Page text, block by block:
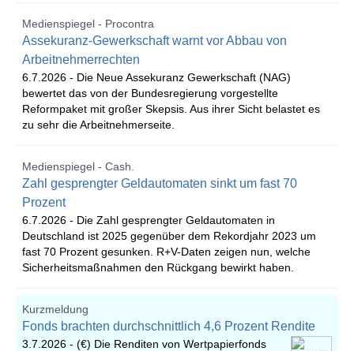
Medienspiegel - Procontra
Assekuranz-Gewerkschaft warnt vor Abbau von
Arbeitnehmerrechten
6.7.2026 - Die Neue Assekuranz Gewerkschaft (NAG)
bewertet das von der Bundesregierung vorgestellte
Reformpaket mit großer Skepsis. Aus ihrer Sicht belastet es
zu sehr die Arbeitnehmerseite.
Medienspiegel - Cash.
Zahl gesprengter Geldautomaten sinkt um fast 70
Prozent
6.7.2026 - Die Zahl gesprengter Geldautomaten in
Deutschland ist 2025 gegenüber dem Rekordjahr 2023 um
fast 70 Prozent gesunken. R+V-Daten zeigen nun, welche
Sicherheitsmaßnahmen den Rückgang bewirkt haben.
Kurzmeldung
Fonds brachten durchschnittlich 4,6 Prozent Rendite
3.7.2026 - (€) Die Renditen von Wertpapierfonds